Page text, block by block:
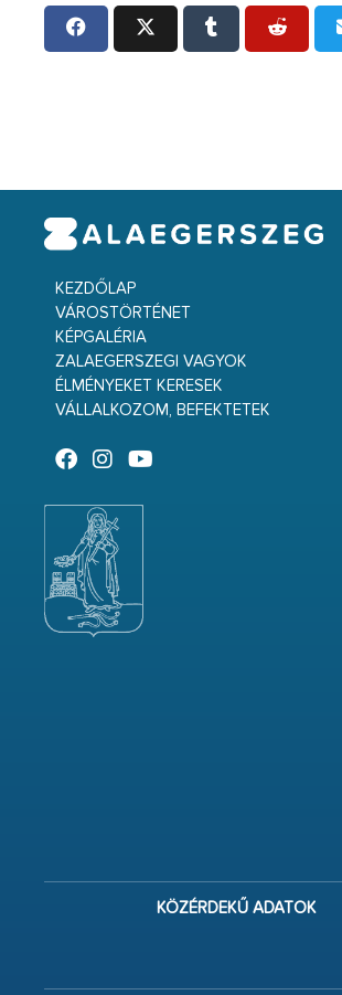
KEZDŐLAP
VÁROSTÖRTÉNET
KÉPGALÉRIA
ZALAEGERSZEGI VAGYOK
ÉLMÉNYEKET KERESEK
VÁLLALKOZOM, BEFEKTETEK
KÖZÉRDEKŰ ADATOK